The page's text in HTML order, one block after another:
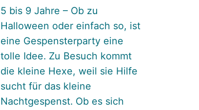
5 bis 9 Jahre – Ob zu
Halloween oder einfach so, ist
eine Gespensterparty eine
tolle Idee. Zu Besuch kommt
die kleine Hexe, weil sie Hilfe
sucht für das kleine
Nachtgespenst. Ob es sich